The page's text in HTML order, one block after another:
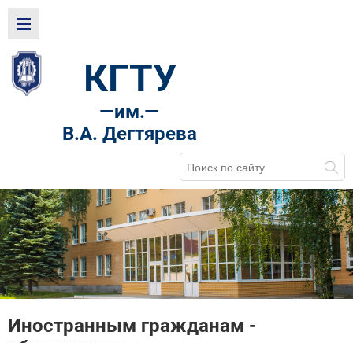
КГТУ
—им.—
В.А. Дегтярева
Иностранным гражданам -